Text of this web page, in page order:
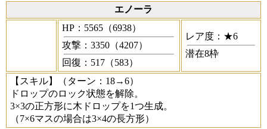
エノーラ
HP：5565（6938）
攻撃：3350（4207）
回復：517（583）
レア度：★6
潜在8枠
【スキル】
（ターン：18→6）
ドロップのロック状態を解除。
3×3の正方形に木ドロップを1つ生成。
（7×6マスの場合は3×4の長方形）